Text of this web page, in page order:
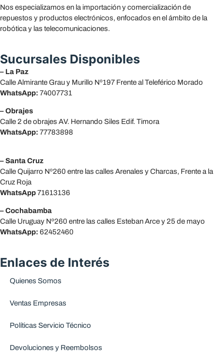
Nos especializamos en la importación y comercialización de
repuestos y productos electrónicos, enfocados en el ámbito de la
robótica y las telecomunicaciones.
Sucursales Disponibles
– La Paz
Calle Almirante Grau y Murillo Nº197 Frente al Teleférico Morado
WhatsApp: 74007731
– Obrajes
Calle 2 de obrajes AV. Hernando Siles Edif. Timora
WhatsApp: 77783898
– Santa Cruz
Calle Quijarro Nº260 entre las calles Arenales y Charcas, Frente a la
Cruz Roja
WhatsApp71613136
– Cochabamba
Calle Uruguay Nº260 entre las calles Esteban Arce y 25 de mayo
WhatsApp: 62452460
Enlaces de Interés
Quienes Somos
Ventas Empresas
Políticas Servicio Técnico
Devoluciones y Reembolsos